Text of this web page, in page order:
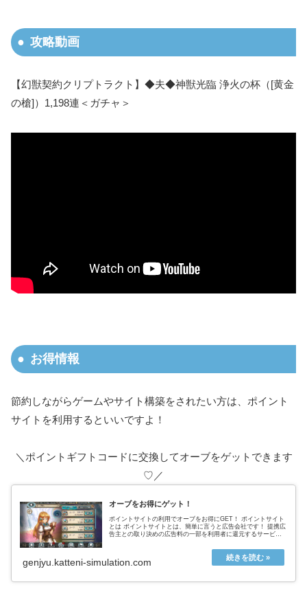
攻略動画
【幻獣契約クリプトラクト】◆夫◆神獣光臨 浄火の杯（[黄金
の槍]）1,198連＜ガチャ＞
お得情報
節約しながらゲームやサイト構築をされたい方は、ポイント
サイトを利用するといいですよ！
＼ポイントギフトコードに交換してオーブをゲットできます
♡／
オーブをお得にゲット！
ポイントサイトの利用でオーブをお得にGET！ ポイントサイト
とは ポイントサイトとは、簡単に言うと広告会社です！ 提携広
告主との取り決めの広告料の一部を利用者に還元するサービス
genjyu.katteni-simulation.com